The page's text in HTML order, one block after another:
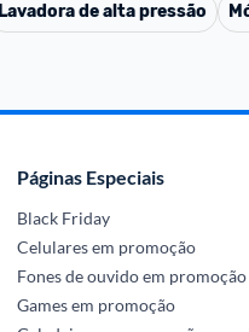
Lavadora de alta pressão
Páginas Especiais
Black Friday
Celulares em promoção
Fones de ouvido em promoção
Games em promoção